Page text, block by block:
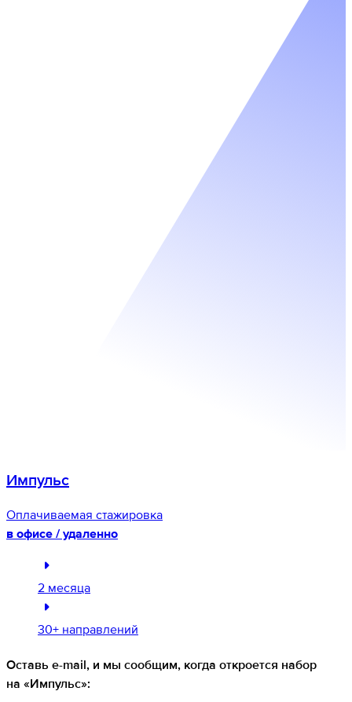
Импульс
Оплачиваемая стажировка
в офисе / удаленно
2 месяца
30+ направлений
Оставь e-mail, и мы сообщим, когда откроется набор
на «Импульс»: